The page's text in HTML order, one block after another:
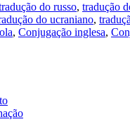
do russo, tradução
do ucraniano,
, Conjugação inglesa,